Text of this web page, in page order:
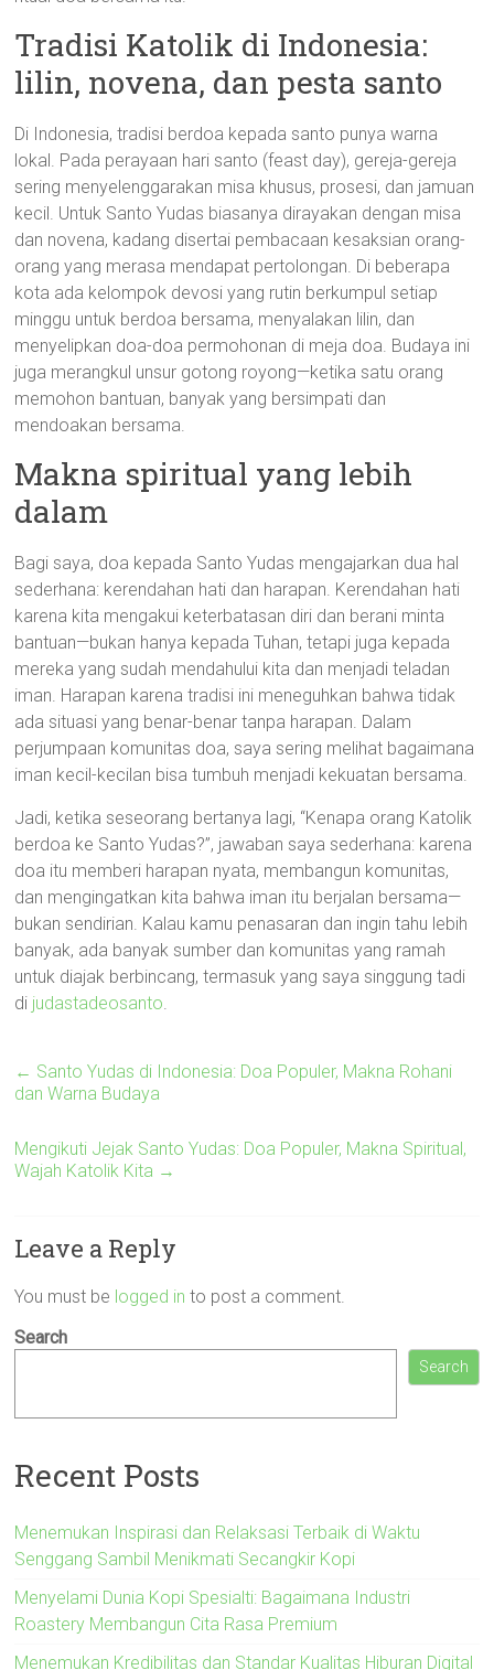
Tradisi Katolik di Indonesia:
lilin, novena, dan pesta santo
Di Indonesia, tradisi berdoa kepada santo punya warna
lokal. Pada perayaan hari santo (feast day), gereja-gereja
sering menyelenggarakan misa khusus, prosesi, dan jamuan
kecil. Untuk Santo Yudas biasanya dirayakan dengan misa
dan novena, kadang disertai pembacaan kesaksian orang-
orang yang merasa mendapat pertolongan. Di beberapa
kota ada kelompok devosi yang rutin berkumpul setiap
minggu untuk berdoa bersama, menyalakan lilin, dan
menyelipkan doa-doa permohonan di meja doa. Budaya ini
juga merangkul unsur gotong royong—ketika satu orang
memohon bantuan, banyak yang bersimpati dan
mendoakan bersama.
Makna spiritual yang lebih
dalam
Bagi saya, doa kepada Santo Yudas mengajarkan dua hal
sederhana: kerendahan hati dan harapan. Kerendahan hati
karena kita mengakui keterbatasan diri dan berani minta
bantuan—bukan hanya kepada Tuhan, tetapi juga kepada
mereka yang sudah mendahului kita dan menjadi teladan
iman. Harapan karena tradisi ini meneguhkan bahwa tidak
ada situasi yang benar-benar tanpa harapan. Dalam
perjumpaan komunitas doa, saya sering melihat bagaimana
iman kecil-kecilan bisa tumbuh menjadi kekuatan bersama.
Jadi, ketika seseorang bertanya lagi, “Kenapa orang Katolik
berdoa ke Santo Yudas?”, jawaban saya sederhana: karena
doa itu memberi harapan nyata, membangun komunitas,
dan mengingatkan kita bahwa iman itu berjalan bersama—
bukan sendirian. Kalau kamu penasaran dan ingin tahu lebih
banyak, ada banyak sumber dan komunitas yang ramah
untuk diajak berbincang, termasuk yang saya singgung tadi
di judastadeosanto.
← Santo Yudas di Indonesia: Doa Populer, Makna Rohani
dan Warna Budaya
Mengikuti Jejak Santo Yudas: Doa Populer, Makna Spiritual,
Wajah Katolik Kita →
Leave a Reply
You must be logged in to post a comment.
Search
Search
Recent Posts
Menemukan Inspirasi dan Relaksasi Terbaik di Waktu
Senggang Sambil Menikmati Secangkir Kopi
Menyelami Dunia Kopi Spesialti: Bagaimana Industri
Roastery Membangun Cita Rasa Premium
Menemukan Kredibilitas dan Standar Kualitas Hiburan Digital